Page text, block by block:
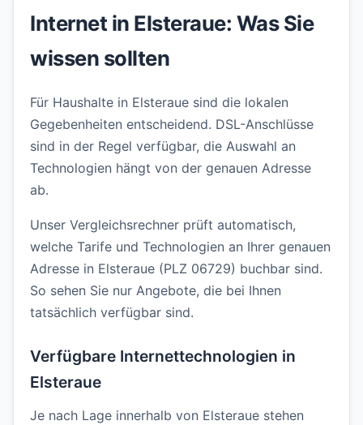
Internet in Elsteraue: Was Sie
wissen sollten
Für Haushalte in Elsteraue sind die lokalen
Gegebenheiten entscheidend. DSL-Anschlüsse
sind in der Regel verfügbar, die Auswahl an
Technologien hängt von der genauen Adresse
ab.
Unser Vergleichsrechner prüft automatisch,
welche Tarife und Technologien an Ihrer genauen
Adresse in Elsteraue (PLZ 06729) buchbar sind.
So sehen Sie nur Angebote, die bei Ihnen
tatsächlich verfügbar sind.
Verfügbare Internettechnologien in
Elsteraue
Je nach Lage innerhalb von Elsteraue stehen